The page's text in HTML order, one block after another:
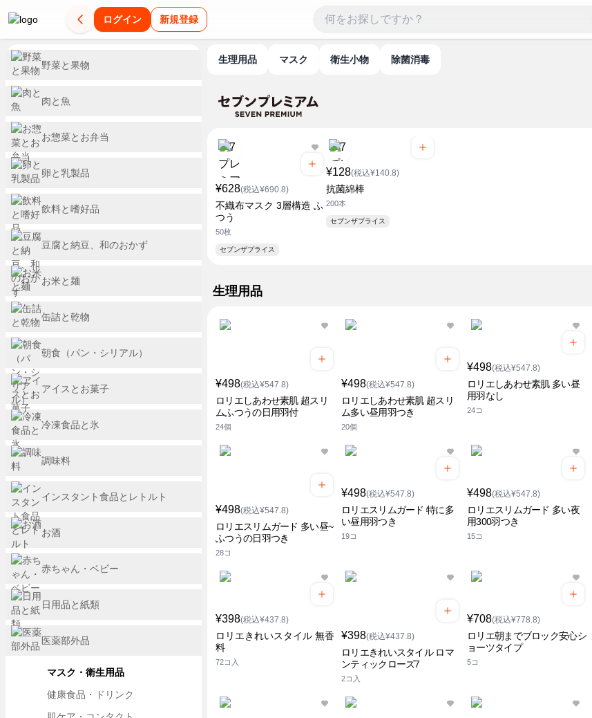
ログイン 新規登録
生理用品 マスク 衛生小物 除菌消毒
¥628(税込¥690.8)
不織布マスク 3層構造 ふ
つう
50枚
セブンザプライス
¥128(税込¥140.8)
抗菌綿棒
200本
セブンザプライス
生理用品
¥498(税込¥547.8)
ロリエしあわせ素肌 超スリ
ムふつうの日用羽付
24個
¥498(税込¥547.8)
ロリエしあわせ素肌 超スリ
ム多い昼用羽つき
20個
¥498(税込¥547.8)
ロリエしあわせ素肌 多い昼
用羽なし
24コ
¥498(税込¥547.8)
ロリエスリムガード 多い昼~
ふつうの日羽つき
28コ
¥498(税込¥547.8)
ロリエスリムガード 特に多
い昼用羽つき
19コ
¥498(税込¥547.8)
ロリエスリムガード 多い夜
用300羽つき
15コ
¥398(税込¥437.8)
ロリエきれいスタイル 無香
料
72コ入
¥398(税込¥437.8)
ロリエきれいスタイル ロマ
ンティックローズ7
2コ入
¥708(税込¥778.8)
ロリエ朝までブロック安心シ
ョーツタイプ
5コ
野菜と果物
肉と魚
お惣菜とお弁当
卵と乳製品
飲料と嗜好品
豆腐と納豆、和のおかず
お米と麺
缶詰と乾物
朝食（パン・シリアル）
アイスとお菓子
冷凍食品と氷
調味料
インスタント食品とレトルト
お酒
赤ちゃん・ベビー
日用品と紙類
医薬部外品
マスク・衛生用品
健康食品・ドリンク